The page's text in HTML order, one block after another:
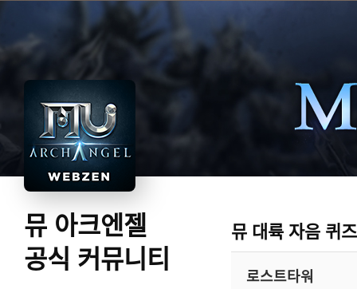
뮤 아크엔젤
공식 커뮤니티
뮤 대륙 자음 퀴
로스트타워